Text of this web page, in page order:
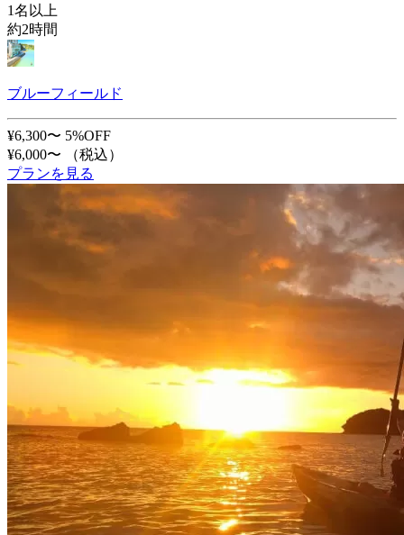
1名以上
約2時間
ブルーフィールド
¥6,300〜 5%OFF
¥6,000〜
（税込）
プランを見る